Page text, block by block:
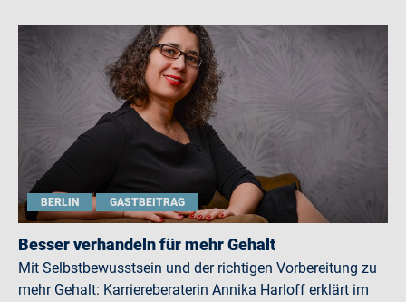
BERLIN GASTBEITRAG
Besser verhandeln für mehr Gehalt
Mit Selbstbewusstsein und der richtigen Vorbereitung zu
mehr Gehalt: Karriereberaterin Annika Harloff erklärt im